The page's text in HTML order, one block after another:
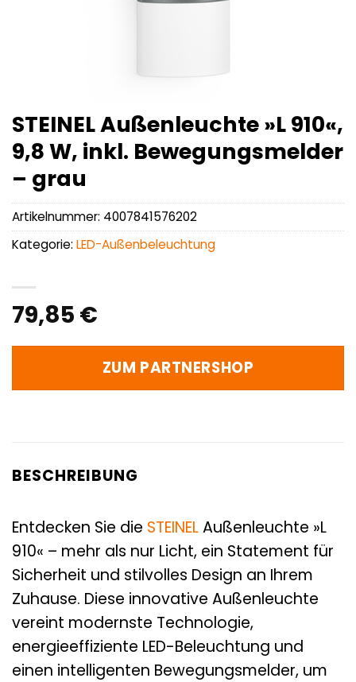
STEINEL Außenleuchte »L 910«,
9,8 W, inkl. Bewegungsmelder
– grau
79,85 €
ZUM PARTNERSHOP
Artikelnummer: 4007841576202
Kategorie: LED-Außenbeleuchtung
BESCHREIBUNG
Entdecken Sie die STEINELAußenleuchte »L
910« – mehr als nur Licht, ein Statement für
Sicherheit und stilvolles Design an Ihrem
Zuhause. Diese innovative Außenleuchte
vereint modernste Technologie,
energieeffiziente LED-Beleuchtung und
einen intelligenten Bewegungsmelder, um